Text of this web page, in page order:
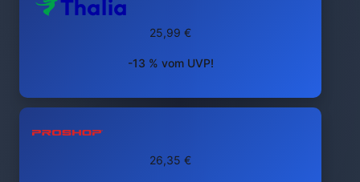
25,99 €
-13 % vom UVP!
26,35 €